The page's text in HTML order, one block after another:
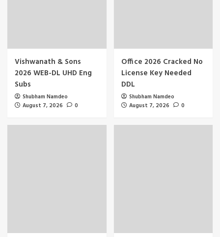
Vishwanath & Sons
2026 WEB-DL UHD Eng
Subs
Shubham Namdeo
August 7, 2026
0
Office 2026 Cracked No
License Key Needed
DDL
Shubham Namdeo
August 7, 2026
0